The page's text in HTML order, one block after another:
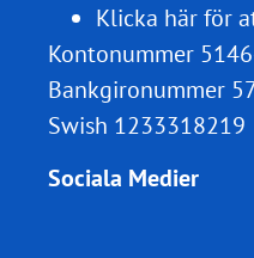
Klicka här för
Kontonummer
Bankgironummer
Swish 1233318219
Sociala Medier